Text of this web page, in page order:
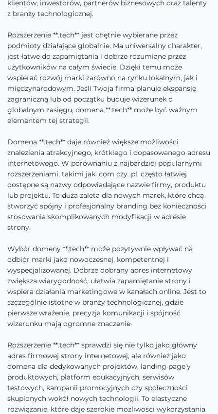
klientów, inwestorów, partnerów biznesowych oraz talenty
z branży technologicznej.
Rozszerzenie **.tech** jest chętnie wybierane przez
podmioty działające globalnie. Ma uniwersalny charakter,
jest łatwe do zapamiętania i dobrze rozumiane przez
użytkowników na całym świecie. Dzięki temu może
wspierać rozwój marki zarówno na rynku lokalnym, jak i
międzynarodowym. Jeśli Twoja firma planuje ekspansję
zagraniczną lub od początku buduje wizerunek o
globalnym zasięgu, domena **.tech** może być ważnym
elementem tej strategii.
Domena **.tech** daje również większe możliwości
znalezienia atrakcyjnego, krótkiego i dopasowanego adresu
internetowego. W porównaniu z najbardziej popularnymi
rozszerzeniami, takimi jak .com czy .pl, często łatwiej
dostępne są nazwy odpowiadające nazwie firmy, produktu
lub projektu. To duża zaleta dla nowych marek, które chcą
stworzyć spójny i profesjonalny branding bez konieczności
stosowania skomplikowanych modyfikacji w adresie
strony.
Wybór domeny **.tech** może pozytywnie wpływać na
odbiór marki jako nowoczesnej, kompetentnej i
wyspecjalizowanej. Dobrze dobrany adres internetowy
zwiększa wiarygodność, ułatwia zapamiętanie strony i
wspiera działania marketingowe w kanałach online. Jest to
szczególnie istotne w branży technologicznej, gdzie
pierwsze wrażenie, precyzja komunikacji i spójność
wizerunku mają ogromne znaczenie.
Rozszerzenie **.tech** sprawdzi się nie tylko jako główny
adres firmowej strony internetowej, ale również jako
domena dla dedykowanych projektów, landing page’y
produktowych, platform edukacyjnych, serwisów
testowych, kampanii promocyjnych czy społeczności
skupionych wokół nowych technologii. To elastyczne
rozwiązanie, które daje szerokie możliwości wykorzystania